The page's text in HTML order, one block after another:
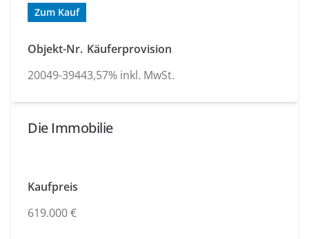
Zum Kauf
Objekt-Nr.
20049-3944
Käuferprovision
3,57% inkl. MwSt.
Die Immobilie
Kaufpreis
619.000 €